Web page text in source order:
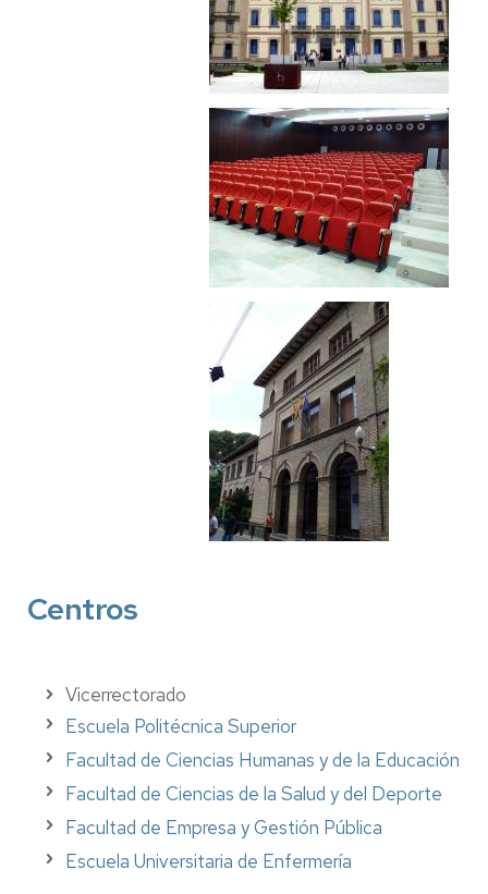
Centros
Vicerrectorado
Escuela Politécnica Superior
Facultad de Ciencias Humanas y de la Educación
Facultad de Ciencias de la Salud y del Deporte
Facultad de Empresa y Gestión Pública
Escuela Universitaria de Enfermería